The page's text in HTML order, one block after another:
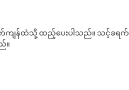
ျန်ထဲသို့ ထည့်ပေးပါသည်။ သင့်ခရက်
။